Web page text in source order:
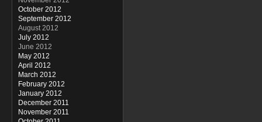
October 2012
September 2012
August 2012
July 2012
June 2012
May 2012
April 2012
March 2012
February 2012
January 2012
December 2011
November 2011